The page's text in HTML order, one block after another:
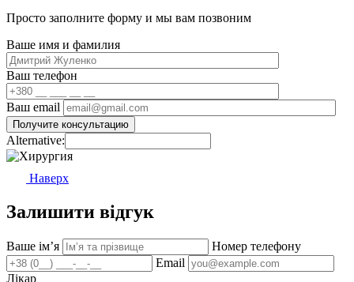
Просто заполните форму и мы вам позвоним
Ваше имя и фамилия
Ваш телефон
Ваш email
Alternative:
Наверх
Залишити відгук
Ваше імʼя
Номер телефону
Email
Лікар